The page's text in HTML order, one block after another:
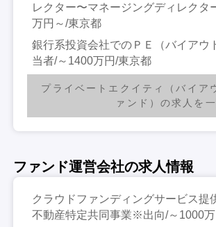
レクター〜マネージングディレクタ
万円～/東京都
銀行系投資会社でのＰＥ（バイアウ
当者/～1400万円/東京都
プライベートエクイティ（バイア
ァンド）の求人を
ファンド運営会社の求人情報
クラウドファンディングサービス提
不動産特定共同事業※出向/～1000